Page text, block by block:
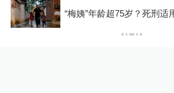
“梅姨”年龄超75岁？死刑适
沪ICP证：沪B2-20170116 | 沪ICP
互联网新闻信息服务许可证：
沪公网安备